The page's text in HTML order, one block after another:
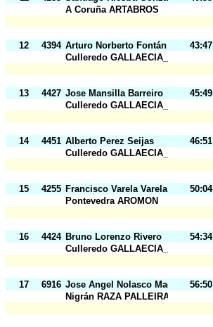
A Coruña ARTABROS
12
4394 Arturo Norberto Fontán Pérez43:47
Culleredo GALLAECIA_RAID
13
4427 Jose Mansilla Barreiro 45:49
Culleredo GALLAECIA_RAID
14
4451 Alberto Perez Seijas 46:51
Culleredo GALLAECIA_RAID
15
4255 Francisco Varela Varela 50:04
Pontevedra AROMON
16
4424 Bruno Lorenzo Rivero 54:34
Culleredo GALLAECIA_RAID
17
6916 Jose Angel Nolasco Maceiras56:50
Nigrán RAZA PALLEIRA